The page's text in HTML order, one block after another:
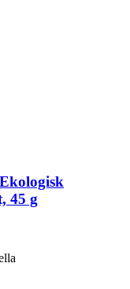
Ekologisk
45 g